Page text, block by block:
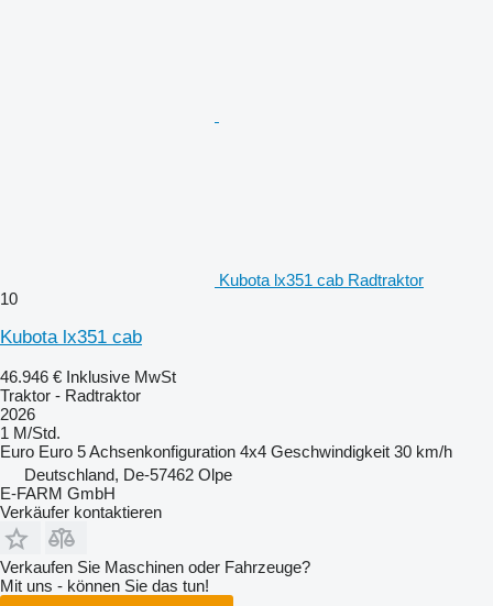
Kubota lx351 cab Radtraktor
10
Kubota lx351 cab
46.946 € Inklusive MwSt
Traktor - Radtraktor
2026
1 M/Std.
Euro Euro 5Achsenkonfiguration 4x4 Geschwindigkeit 30 km/h
Deutschland, De-57462 Olpe
E-FARM GmbH
Verkäufer kontaktieren
Verkaufen Sie Maschinen oder Fahrzeuge?
Mit uns - können Sie das tun!